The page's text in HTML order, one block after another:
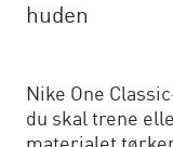
huden
Nike One
du skal trene